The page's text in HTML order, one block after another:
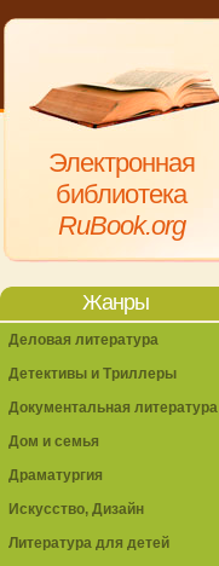
Электронная
библиотека
RuBook.org
Жанры
Деловая литература
Детективы и Триллеры
Документальная литература
Дом и семья
Драматургия
Искусство, Дизайн
Литература для детей